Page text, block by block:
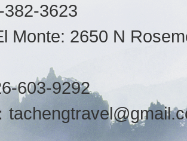
382-3623
Monte: 2650 N
603-9292